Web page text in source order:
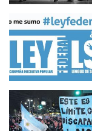
Imagen